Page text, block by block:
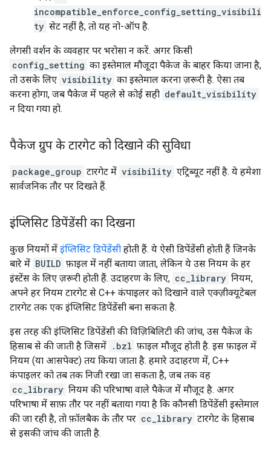
incompatible_enforce_config_setting_visibili
ty सेट नहीं है, तो यह नो-ऑप है.
लेगसी वर्शन के व्यवहार पर भरोसा न करें. अगर किसी
config_setting का इस्तेमाल मौजूदा पैकेज के बाहर किया जाना है,
तो उसके लिए visibility का इस्तेमाल करना ज़रूरी है. ऐसा तब
करना होगा, जब पैकेज में पहले से कोई सही default_visibility
न दिया गया हो.
पैकेज ग्रुप के टारगेट को दिखाने की सुविधा
package_group टारगेट में visibility एट्रिब्यूट नहीं है. ये हमेशा
सार्वजनिक तौर पर दिखते हैं.
इंप्लिसिट डिपेंडेंसी का दिखना
कुछ नियमों में इंप्लिसिट डिपेंडेंसी होती हैं. ये ऐसी डिपेंडेंसी होती हैं जिनके
बारे में BUILD फ़ाइल में नहीं बताया जाता, लेकिन ये उस नियम के हर
इंस्टेंस के लिए ज़रूरी होती हैं. उदाहरण के लिए, cc_library नियम,
अपने हर नियम टारगेट से C++ कंपाइलर को दिखाने वाले एक्ज़ीक्यूटेबल
टारगेट तक एक इंप्लिसिट डिपेंडेंसी बना सकता है.
इस तरह की इंप्लिसिट डिपेंडेंसी की विज़िबिलिटी की जांच, उस पैकेज के
हिसाब से की जाती है जिसमें .bzl फ़ाइल मौजूद होती है. इस फ़ाइल में
नियम (या आसपेक्ट) तय किया जाता है. हमारे उदाहरण में, C++
कंपाइलर को तब तक निजी रखा जा सकता है, जब तक वह
cc_library नियम की परिभाषा वाले पैकेज में मौजूद है. अगर
परिभाषा में साफ़ तौर पर नहीं बताया गया है कि कौनसी डिपेंडेंसी इस्तेमाल
की जा रही है, तो फ़ॉलबैक के तौर पर cc_library टारगेट के हिसाब
से इसकी जांच की जाती है.